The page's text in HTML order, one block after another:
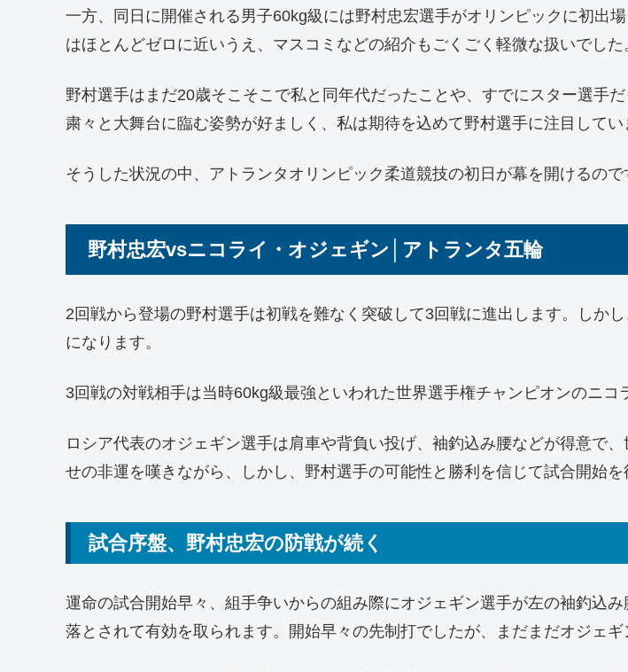
一方、同日に開催される男子60kg級には野村忠宏選手がオリンピックに初出
はほとんどゼロに近いうえ、マスコミなどの紹介もごくごく軽微な扱いでした
野村選手はまだ20歳そこそこで私と同年代だったことや、すでにスター選手
粛々と大舞台に臨む姿勢が好ましく、私は期待を込めて野村選手に注目してい
そうした状況の中、アトランタオリンピック柔道競技の初日が幕を開けるので
野村忠宏vsニコライ・オジェギン│アトランタ五輪
2回戦から登場の野村選手は初戦を難なく突破して3回戦に進出します。しか
になります。
3回戦の対戦相手は当時60kg級最強といわれた世界選手権チャンピオンのニコ
ロシア代表のオジェギン選手は肩車や背負い投げ、袖釣込み腰などが得意で
せの非運を嘆きながら、しかし、野村選手の可能性と勝利を信じて試合開始を
試合序盤、野村忠宏の防戦が続く
運命の試合開始早々、組手争いからの組み際にオジェギン選手が左の袖釣込
落とされて有効を取られます。開始早々の先制打でしたが、まだまだオジェギ